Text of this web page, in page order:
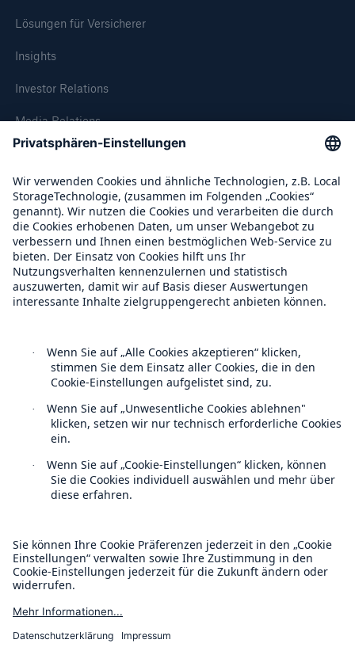
Lösungen für Versicherer
Insights
Investor Relations
Media Relations
Compliance
Über Munich Re
Munich Re Weltweit
Datenschutz
Rechtliche Hinweise
Sitemap
Impressum
Cyber
Geschätzte globale wirtschaftliche Kosten der
600 bn
US Dollar im Jahr 2018
Rückversicherung Leben/Gesundheit